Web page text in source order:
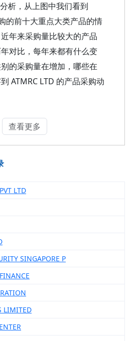
析，从上图中我们看到
的前十大重点大类产品的情
年来采购量比较大的产品
对比，每年来都有什么变
的采购量在增加，哪些在
ATMRC LTD 的产品采购动
查看更多
LTD
SINGAPORE P
LIMITED